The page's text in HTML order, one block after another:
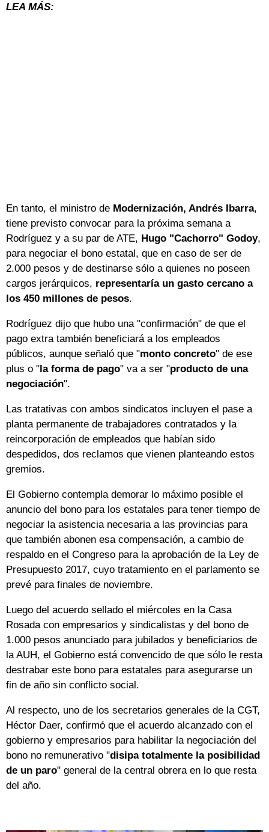
LEA MÁS:
En tanto, el ministro de Modernización, Andrés Ibarra,
tiene previsto convocar para la próxima semana a
Rodríguez y a su par de ATE, Hugo "Cachorro" Godoy,
para negociar el bono estatal, que en caso de ser de
2.000 pesos y de destinarse sólo a quienes no poseen
cargos jerárquicos, representaría un gasto cercano a
los 450 millones de pesos.
Rodríguez dijo que hubo una "confirmación" de que el
pago extra también beneficiará a los empleados
públicos, aunque señaló que "monto concreto" de ese
plus o " la forma de pago" va a ser "producto de una
negociación".
Las tratativas con ambos sindicatos incluyen el pase a
planta permanente de trabajadores contratados y la
reincorporación de empleados que habían sido
despedidos, dos reclamos que vienen planteando estos
gremios.
El Gobierno contempla demorar lo máximo posible el
anuncio del bono para los estatales para tener tiempo de
negociar la asistencia necesaria a las provincias para
que también abonen esa compensación, a cambio de
respaldo en el Congreso para la aprobación de la Ley de
Presupuesto 2017, cuyo tratamiento en el parlamento se
prevé para finales de noviembre.
Luego del acuerdo sellado el miércoles en la Casa
Rosada con empresarios y sindicalistas y del bono de
1.000 pesos anunciado para jubilados y beneficiarios de
la AUH, el Gobierno está convencido de que sólo le resta
destrabar este bono para estatales para asegurarse un
fin de año sin conflicto social.
Al respecto, uno de los secretarios generales de la CGT,
Héctor Daer, confirmó que el acuerdo alcanzado con el
gobierno y empresarios para habilitar la negociación del
bono no remunerativo "disipa totalmente la posibilidad
de un paro" general de la central obrera en lo que resta
del año.